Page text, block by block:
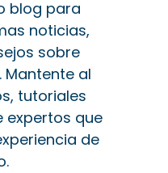
blog para
noticias,
sobre
Mantente al
tutoriales
expertos que
de